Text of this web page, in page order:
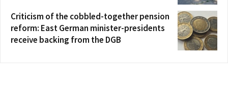
Criticism of the cobbled-together pension
reform: East German minister-presidents
receive backing from the DGB